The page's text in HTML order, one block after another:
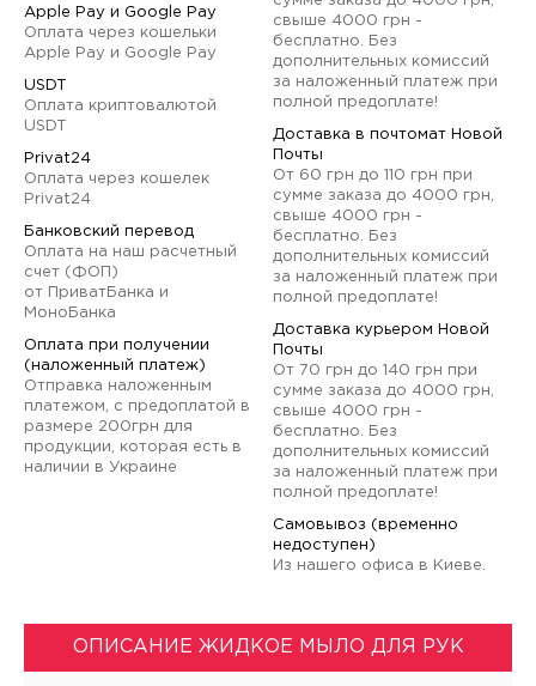
Apple Pay и Google Pay
Оплата через кошельки
Apple Pay и Google Pay
USDT
Оплата криптовалютой
USDT
Privat24
Оплата через кошелек
Privat24
Банковский перевод
Оплата на наш расчетный
счет (ФОП)
от ПриватБанка и
МоноБанка
Оплата при получении
(наложенный платеж)
Отправка наложенным
платежом, с предоплатой в
размере 200грн для
продукции, которая есть в
наличии в Украине
свыше 4000 грн -
бесплатно. Без
дополнительных комиссий
за наложенный платеж при
полной предоплате!
Доставка в почтомат Новой
Почты
От 60 грн до 110 грн при
сумме заказа до 4000 грн,
свыше 4000 грн -
бесплатно. Без
дополнительных комиссий
за наложенный платеж при
полной предоплате!
Доставка курьером Новой
Почты
От 70 грн до 140 грн при
сумме заказа до 4000 грн,
свыше 4000 грн -
бесплатно. Без
дополнительных комиссий
за наложенный платеж при
полной предоплате!
Самовывоз (временно
недоступен)
Из нашего офиса в Киеве.
ОПИСАНИЕ ЖИДКОЕ МЫЛО ДЛЯ РУК